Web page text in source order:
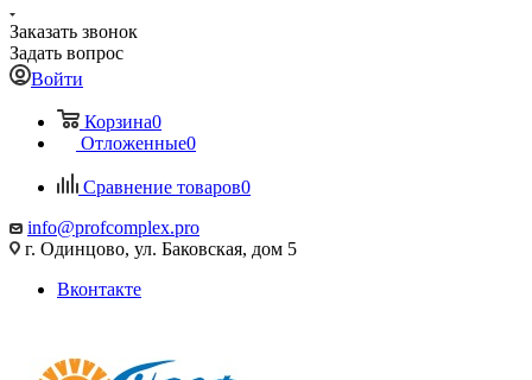
Заказать звонок
Задать вопрос
Войти
Корзина0
Отложенные0
Сравнение товаров0
info@profcomplex.pro
г. Одинцово, ул. Баковская, дом 5
Вконтакте